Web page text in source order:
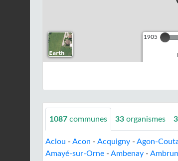
1905
1087 communes 33 organismes
Aclou - Acon - Acquigny - Agon-
Amayé-sur-Orne - Ambenay -